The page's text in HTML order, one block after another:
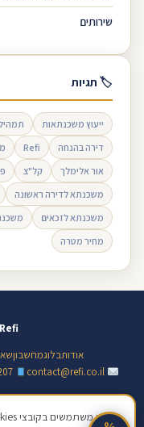
שירותים
🏷 תגיות
ייעוץ משכנתאות
דירה בהנחה
Refi
אור אלימלך
קל"צ
משכנתא לדירה ראשונה
משכנתא לזכאים
מחיר מטרה
Refi | ליטל אלימלך בע"מ
אודותבלוגמחשבון
050-7021207